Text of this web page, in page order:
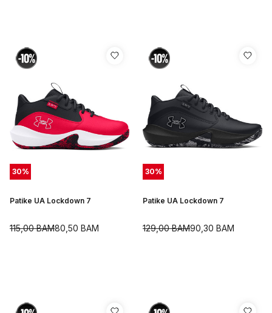
30%
Patike UA Lockdown 7
80,50 BAM
115,00BAM
30%
Patike UA Lockdown 7
90,30 BAM
129,00BAM